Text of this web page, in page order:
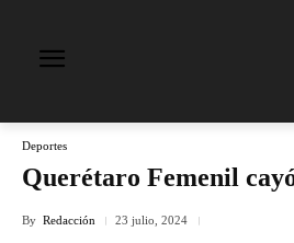
Deportes
Querétaro Femenil
By Redacción 23 julio, 2024